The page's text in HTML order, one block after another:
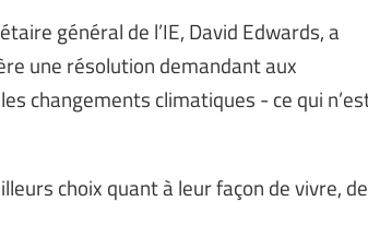
général de l’IE, David Edwards, a
une résolution demandant aux
changements climatiques - ce qui
choix quant à leur façon de vivre, de